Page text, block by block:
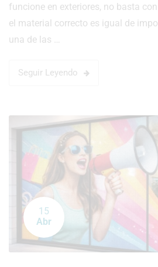
funcione en exteriores, no basta
el material correcto es igual de
una de las …
Seguir Leyendo
15
Abr